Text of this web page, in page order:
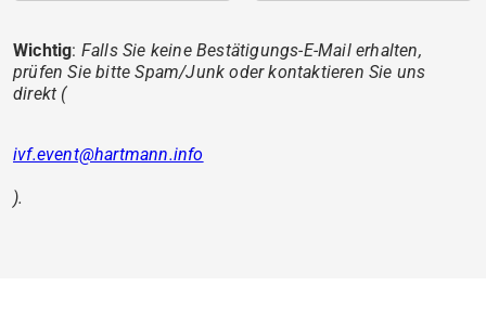
Wichtig: Falls Sie keine Bestätigungs-E-Mail erhalten,
prüfen Sie bitte Spam/Junk oder kontaktieren Sie uns
direkt (
ivf.event@hartmann.info
).